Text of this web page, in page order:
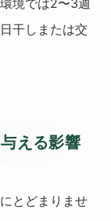
境では2〜3週
干しまたは交
える影響
とどまりませ